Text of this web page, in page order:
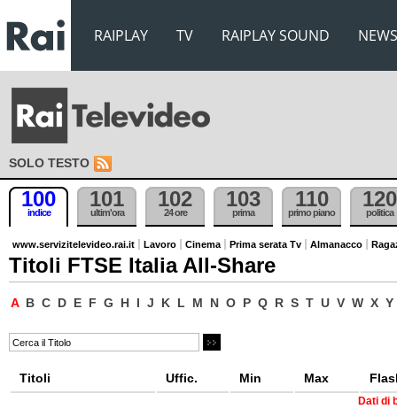
RAIPLAY TV RAIPLAY SOUND NEWS
SOLO TESTO
100
indice
101
ultim'ora
102
24 ore
103
prima
110
primo piano
120
politica
www.servizitelevideo.rai.it Lavoro Cinema Prima serata Tv Almanacco
Titoli FTSE Italia All-Share
A B C D E F G H I J K L M N O P Q R S T U V W X Y
Titoli Uffic. Min Max
Dati di